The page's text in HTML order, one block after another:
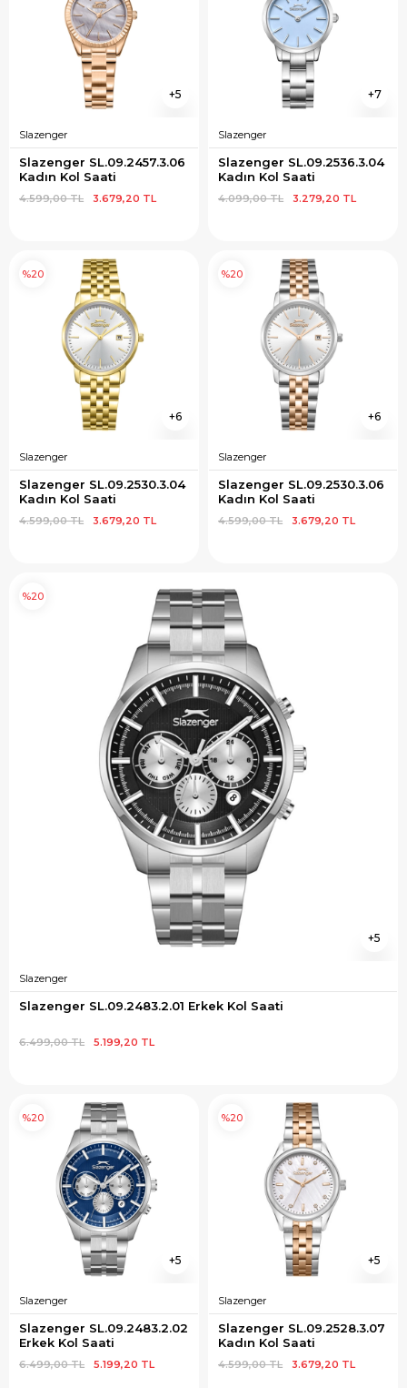
5
Slazenger
Slazenger SL.09.2457.3.06
Kadın Kol Saati
3.679,20 TL
4.599,00 TL
7
Slazenger
Slazenger SL.09.2536.3.04
Kadın Kol Saati
3.279,20 TL
4.099,00 TL
6
Slazenger
Slazenger SL.09.2530.3.04
Kadın Kol Saati
3.679,20 TL
4.599,00 TL
%20
6
Slazenger
Slazenger SL.09.2530.3.06
Kadın Kol Saati
3.679,20 TL
4.599,00 TL
%20
5
Slazenger
Slazenger SL.09.2483.2.01 Erkek Kol Saati
5.199,20 TL
6.499,00 TL
%20
5
Slazenger
Slazenger SL.09.2483.2.02
Erkek Kol Saati
5.199,20 TL
6.499,00 TL
%20
5
Slazenger
Slazenger SL.09.2528.3.07
Kadın Kol Saati
3.679,20 TL
4.599,00 TL
%20